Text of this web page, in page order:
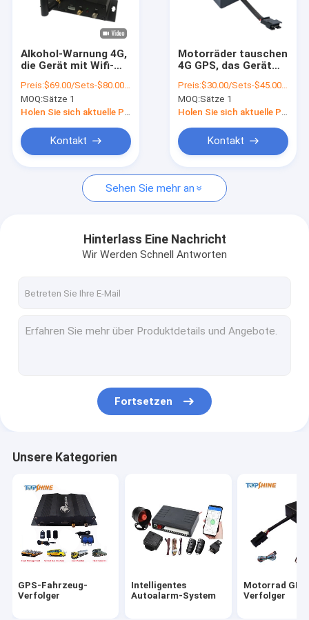
Über uns
Kontakt mit uns
Neuigkeiten
Bitte um ein Angebot
Intelligentes Autoalarm-System
Motorrad GPS-Verfolger
GPS-Verfolger-Zusätze
GPS-Fahrzeugortung
GPS-Autoortung
Verfolger Ebike GPS
Elektrischer Fahrrad-Prüfer
Alkohol-Warnung 4G,
die Gerät mit Wifi-
Kamera-
Videoüberwachung
aufspürt
Preis:$69.00/Sets-$80.00/Sets
MOQ:Sätze 1
Holen Sie sich aktuelle Preis
Kontakt
Motorräder tauschen
4G GPS, das Gerät
mit APP IOS-Android
aufspürt
Preis:$30.00/Sets-$45.00/Sets
MOQ:Sätze 1
Holen Sie sich aktuelle Preis
Kontakt
Sehen Sie mehr an
Hinterlass Eine Nachricht
Wir Werden Schnell Antworten
Fortsetzen
Unsere Kategorien
GPS-Fahrzeug-
Verfolger
Intelligentes
Autoalarm-System
Motorrad
Verfolger